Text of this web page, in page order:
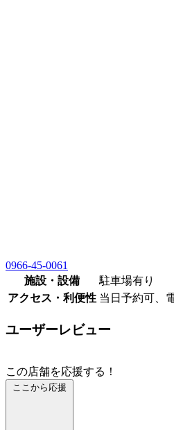
0966-45-0061
施設・設備
駐車場有り
アクセス・利便性 当日予約可、
ユーザーレビュー
この店舗を応援する！
ここから応援